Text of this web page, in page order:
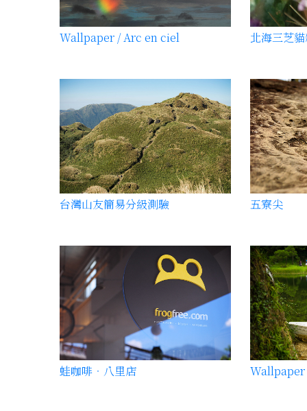
Wallpaper / Arc en ciel 北海三芝
台灣山友簡易分級測驗 五寮尖
蛙咖啡‧八里店